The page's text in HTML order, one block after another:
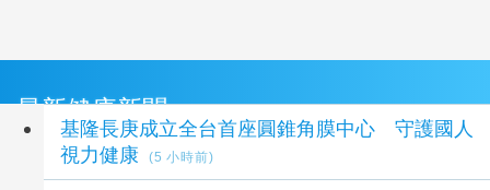
最新健康新聞
基隆長庚成立全台首座圓錐角膜中心 守護國人
視力健康
(5 小時前)